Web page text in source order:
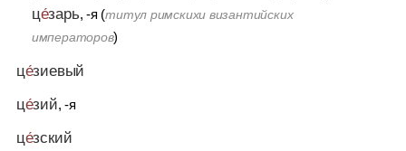
це́зарь, -я (титул римскихи византийских
императоров)
це́зиевый
це́зий, -я
це́зский